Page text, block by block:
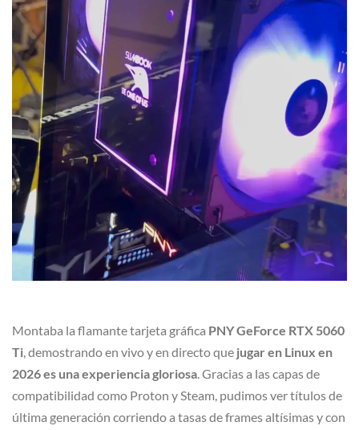
Montaba la flamante tarjeta gráfica PNY GeForce RTX 5060
Ti, demostrando en vivo y en directo que jugar en Linux en
2026 es una experiencia gloriosa. Gracias a las capas de
compatibilidad como Proton y Steam, pudimos ver títulos de
última generación corriendo a tasas de frames altísimas y con